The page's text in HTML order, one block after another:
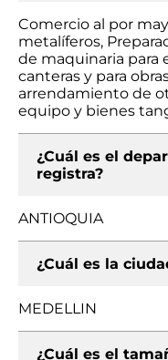
Comercio al por
metalíferos,
de maquinaria para
canteras y para
arrendamiento de
equipo y bienes
¿Cuál es el
registra?
ANTIOQUIA
¿Cuál es la
MEDELLIN
¿Cuál es el